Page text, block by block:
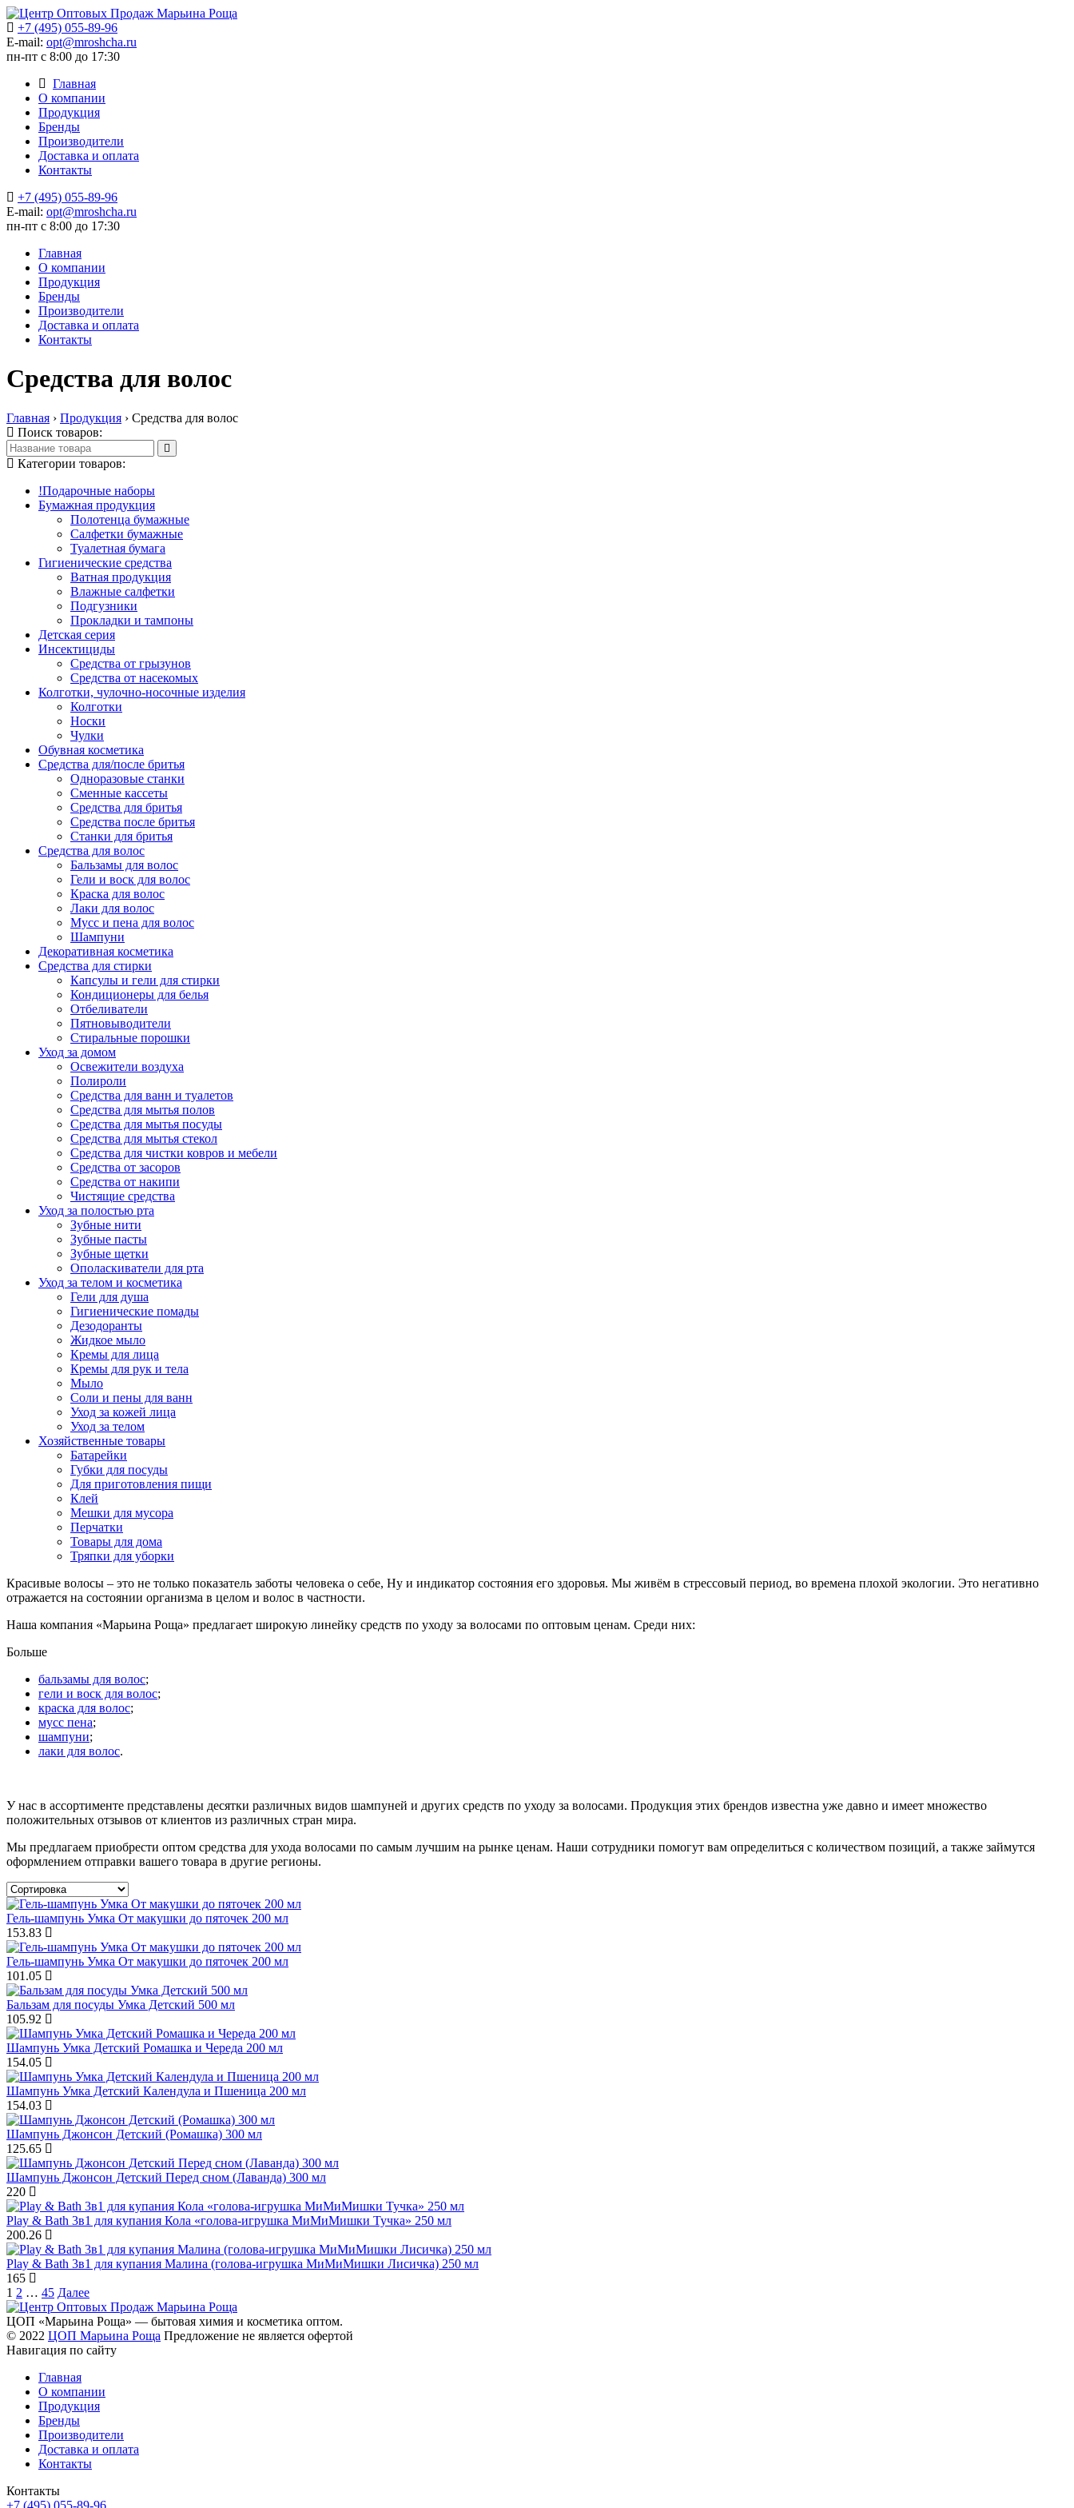
+7 (495) 055-89-96
E-mail: opt@mroshcha.ru
пн-пт с 8:00 до 17:30
Главная
О компании
Продукция
Бренды
Производители
Доставка и оплата
Контакты
+7 (495) 055-89-96
E-mail: opt@mroshcha.ru
пн-пт с 8:00 до 17:30
Главная
О компании
Продукция
Бренды
Производители
Доставка и оплата
Контакты
Средства для волос
Главная › Продукция › Средства для волос
Поиск товаров:
Категории товаров:
!Подарочные наборы
Бумажная продукция
Полотенца бумажные
Салфетки бумажные
Туалетная бумага
Гигиенические средства
Ватная продукция
Влажные салфетки
Подгузники
Прокладки и тампоны
Детская серия
Инсектициды
Средства от грызунов
Средства от насекомых
Колготки, чулочно-носочные изделия
Колготки
Носки
Чулки
Обувная косметика
Средства для/после бритья
Одноразовые станки
Сменные кассеты
Средства для бритья
Средства после бритья
Станки для бритья
Средства для волос
Бальзамы для волос
Гели и воск для волос
Краска для волос
Лаки для волос
Мусс и пена для волос
Шампуни
Декоративная косметика
Средства для стирки
Капсулы и гели для стирки
Кондиционеры для белья
Отбеливатели
Пятновыводители
Стиральные порошки
Уход за домом
Освежители воздуха
Полироли
Средства для ванн и туалетов
Средства для мытья полов
Средства для мытья посуды
Средства для мытья стекол
Средства для чистки ковров и мебели
Средства от засоров
Средства от накипи
Чистящие средства
Уход за полостью рта
Зубные нити
Зубные пасты
Зубные щетки
Ополаскиватели для рта
Уход за телом и косметика
Гели для душа
Гигиенические помады
Дезодоранты
Жидкое мыло
Кремы для лица
Кремы для рук и тела
Мыло
Соли и пены для ванн
Уход за кожей лица
Уход за телом
Хозяйственные товары
Батарейки
Губки для посуды
Для приготовления пищи
Клей
Мешки для мусора
Перчатки
Товары для дома
Тряпки для уборки
Красивые волосы – это не только показатель заботы человека о себе, Ну и индикатор состояния его здоровья. Мы живём в стрессовый период, во времена плохой экологии. Это негативно
отражается на состоянии организма в целом и волос в частности.
Наша компания «Марьина Роща» предлагает широкую линейку средств по уходу за волосами по оптовым ценам. Среди них:
Больше
бальзамы для волос;
гели и воск для волос;
краска для волос;
мусс пена;
шампуни;
лаки для волос.
У нас в ассортименте представлены десятки различных видов шампуней и других средств по уходу за волосами. Продукция этих брендов известна уже давно и имеет множество
положительных отзывов от клиентов из различных стран мира.
Мы предлагаем приобрести оптом средства для ухода волосами по самым лучшим на рынке ценам. Наши сотрудники помогут вам определиться с количеством позиций, а также займутся
оформлением отправки вашего товара в другие регионы.
Гель-шампунь Умка От макушки до пяточек 200 мл
153.83
Гель-шампунь Умка От макушки до пяточек 200 мл
101.05
Бальзам для посуды Умка Детский 500 мл
105.92
Шампунь Умка Детский Ромашка и Череда 200 мл
154.05
Шампунь Умка Детский Календула и Пшеница 200 мл
154.03
Шампунь Джонсон Детский (Ромашка) 300 мл
125.65
Шампунь Джонсон Детский Перед сном (Лаванда) 300 мл
220
Play & Bath 3в1 для купания Кола «голова-игрушка МиМиМишки Тучка» 250 мл
200.26
Play & Bath 3в1 для купания Малина (голова-игрушка МиМиМишки Лисичка) 250 мл
165
1 2 … 45 Далее
ЦОП «Марьина Роща» — бытовая химия и косметика оптом.
© 2022 ЦОП Марьина Роща Предложение не является офертой
Навигация по сайту
Главная
О компании
Продукция
Бренды
Производители
Доставка и оплата
Контакты
Контакты
+7 (495) 055-89-96